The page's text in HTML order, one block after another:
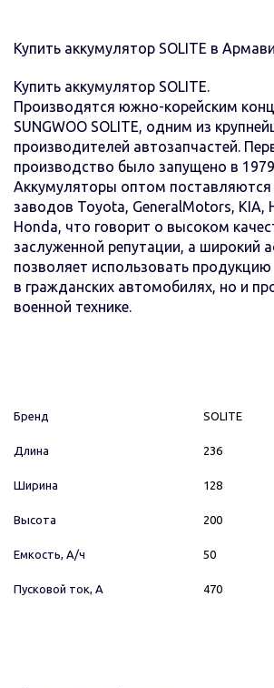
Купить аккумулятор SOLITE в
Купить аккумулятор SOLITE.
Производятся южно-корейским
SUNGWOO SOLITE, одним из
производителей автозапчастей.
производство было запущено в
Аккумуляторы оптом поставляются
заводов Toyota, GeneralMotors, KIA,
Honda, что говорит о высоком
заслуженной репутации, а широкий
позволяет использовать
в гражданских автомобилях, но и
военной технике.
Бренд SOLITE
Длина 236
Ширина 128
Высота 200
Емкость, А/ч 50
Пусковой ток, А 470